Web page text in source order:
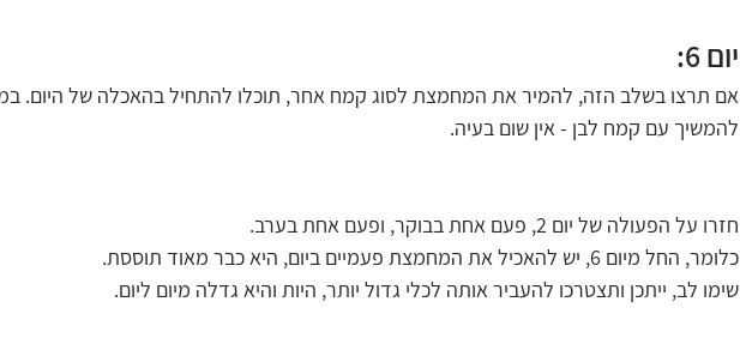
יום 6:
אם תרצו בשלב הזה, להמיר את המחמצת לסוג קמח אחר, תוכלו להתחיל בהאכלה של היום.
להמשיך עם קמח לבן - אין שום בעיה.
חזרו על הפעולה של יום 2, פעם אחת בבוקר, ופעם אחת בערב.
כלומר, החל מיום 6, יש להאכיל את המחמצת פעמיים ביום, היא כבר מאוד תוססת.
שימו לב, ייתכן ותצטרכו להעביר אותה לכלי גדול יותר, היות והיא גדלה מיום ליום.